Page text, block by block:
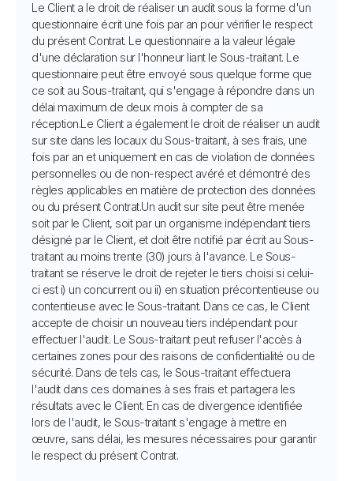
Le Client a le droit de réaliser un audit sous la forme d'un
questionnaire écrit une fois par an pour vérifier le respect
du présent Contrat. Le questionnaire a la valeur légale
d'une déclaration sur l'honneur liant le Sous-traitant. Le
questionnaire peut être envoyé sous quelque forme que
ce soit au Sous-traitant, qui s'engage à répondre dans un
délai maximum de deux mois à compter de sa
réception.Le Client a également le droit de réaliser un audit
sur site dans les locaux du Sous-traitant, à ses frais, une
fois par an et uniquement en cas de violation de données
personnelles ou de non-respect avéré et démontré des
règles applicables en matière de protection des données
ou du présent Contrat.Un audit sur site peut être menée
soit par le Client, soit par un organisme indépendant tiers
désigné par le Client, et doit être notifié par écrit au Sous-
traitant au moins trente (30) jours à l'avance. Le Sous-
traitant se réserve le droit de rejeter le tiers choisi si celui-
ci est i) un concurrent ou ii) en situation précontentieuse ou
contentieuse avec le Sous-traitant. Dans ce cas, le Client
accepte de choisir un nouveau tiers indépendant pour
effectuer l'audit. Le Sous-traitant peut refuser l'accès à
certaines zones pour des raisons de confidentialité ou de
sécurité. Dans de tels cas, le Sous-traitant effectuera
l'audit dans ces domaines à ses frais et partagera les
résultats avec le Client. En cas de divergence identifiée
lors de l'audit, le Sous-traitant s'engage à mettre en
œuvre, sans délai, les mesures nécessaires pour garantir
le respect du présent Contrat.